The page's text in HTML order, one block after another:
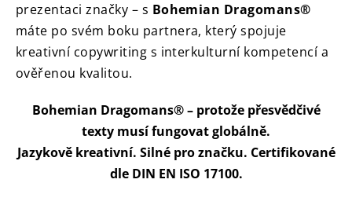
prezentaci značky – s Bohemian Dragomans®
máte po svém boku partnera, který spojuje
kreativní copywriting s interkulturní kompetencí a
ověřenou kvalitou.
Bohemian Dragomans® – protože přesvědčivé
texty musí fungovat globálně.
Jazykově kreativní. Silné pro značku. Certifikované
dle DIN EN ISO 17100.